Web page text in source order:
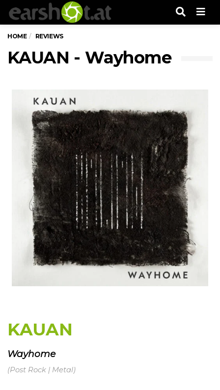
HOME REVIEWS
KAUAN - Wayhome
KAUAN
Wayhome
(Post Rock | Metal)